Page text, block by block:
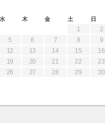
水 木 金 土 日
1
2
5 6 7 8
9
12 13 14 15
16
19 20 21 22
23
26 27 28 29
30